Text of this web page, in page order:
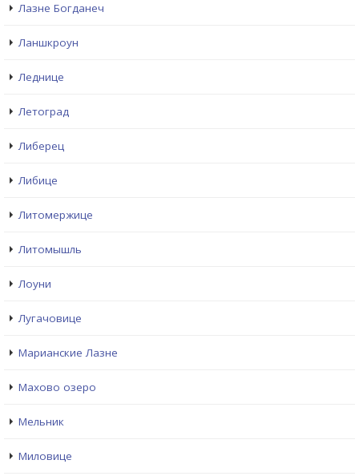
Лазне Богданеч
Ланшкроун
Леднице
Летоград
Либерец
Либице
Литомержице
Литомышль
Лоуни
Лугачовице
Марианские Лазне
Махово озеро
Мельник
Миловице